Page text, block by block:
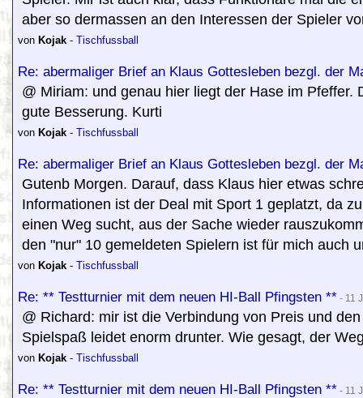
aber so dermassen an den Interessen der Spieler
von Kojak - Tischfussball
Re: abermaliger Brief an Klaus Gottesleben bezgl. der
@ Miriam: und genau hier liegt der Hase im
gute Besserung. Kurti
von Kojak - Tischfussball
Re: abermaliger Brief an Klaus Gottesleben bezgl. der
Gutenb Morgen. Darauf, dass Klaus hier etwas
Informationen ist der Deal mit Sport 1 geplatzt, da
einen Weg sucht, aus der Sache wieder
den "nur" 10 gemeldeten Spielern ist für mich auch
von Kojak - Tischfussball
Re: ** Testturnier mit dem neuen HI-Ball Pfingsten ** - 11
@ Richard: mir ist die Verbindung von Preis und
Spielspaß leidet enorm drunter. Wie gesagt, der
von Kojak - Tischfussball
Re: ** Testturnier mit dem neuen HI-Ball Pfingsten ** - 11